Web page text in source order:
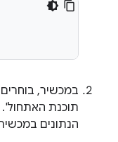
במכשיר,
תוכנת
הנתונים